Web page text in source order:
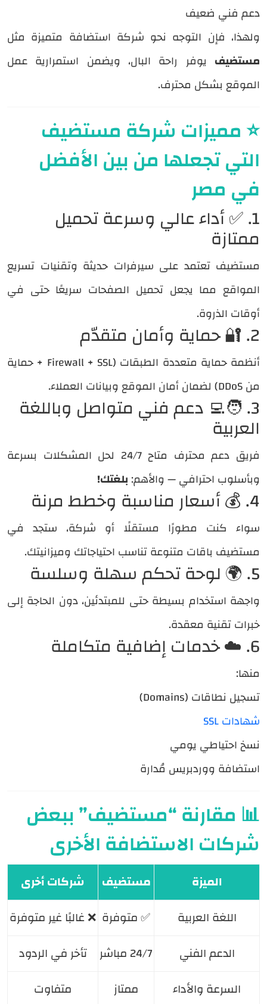
دعم فني ضعيف
ولهذا، فإن التوجه نحو شركة استضافة متميزة مثل
مستضيف يوفر راحة البال، ويضمن استمرارية عمل
الموقع بشكل محترف.
⭐ مميزات شركة مستضيف
التي تجعلها من بين الأفضل
في مصر
1. ✅ أداء عالي وسرعة تحميل
ممتازة
مستضيف تعتمد على سيرفرات حديثة وتقنيات تسريع
المواقع مما يجعل تحميل الصفحات سريعًا حتى في
أوقات الذروة.
2. 🔐 حماية وأمان متقدّم
أنظمة حماية متعددة الطبقات (Firewall + SSL + حماية
من DDoS) لضمان أمان الموقع وبيانات العملاء.
3. 🧑‍💻 دعم فني متواصل وباللغة
العربية
فريق دعم محترف متاح 24/7 لحل المشكلات بسرعة
وبأسلوب احترافي — والأهم: بلغتك!
4. 💰 أسعار مناسبة وخطط مرنة
سواء كنت مطورًا مستقلًا أو شركة، ستجد في
مستضيف باقات متنوعة تناسب احتياجاتك وميزانيتك.
5. 🌍 لوحة تحكم سهلة وسلسة
واجهة استخدام بسيطة حتى للمبتدئين، دون الحاجة إلى
خبرات تقنية معقدة.
6. ☁️ خدمات إضافية متكاملة
منها:
تسجيل نطاقات (Domains)
شهادات SSL
نسخ احتياطي يومي
استضافة ووردبريس مُدارة
📊 مقارنة “مستضيف” ببعض
شركات الاستضافة الأخرى
الميزة مستضيف
شركات أخرى
اللغة العربية
✅ متوفرة ❌ غالبًا غير متوفرة
الدعم الفني
24/7 مباشر
تأخر في الردود
السرعة والأداء
ممتاز متفاوت